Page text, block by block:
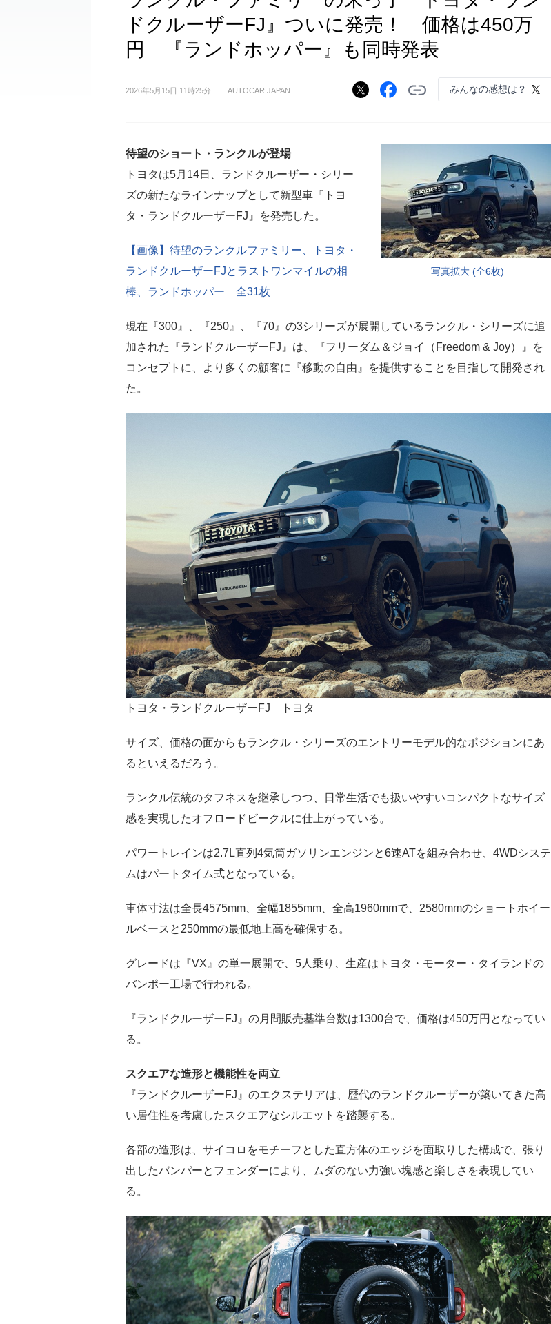
ドクルーザーFJ』ついに発売！ 価格は450万
円 『ランドホッパー』も同時発表
2026年5月15日 11時25分 AUTOCAR JAPAN みんなの感想は？
写真拡大 (全6枚)
待望のショート・ランクルが登場
トヨタは5月14日、ランドクルーザー・シリー
ズの新たなラインナップとして新型車『トヨ
タ・ランドクルーザーFJ』を発売した。
【画像】待望のランクルファミリー、トヨタ・
ランドクルーザーFJとラストワンマイルの相
棒、ランドホッパー 全31枚
現在『300』、『250』、『70』の3シリーズが展開しているランクル・シリーズに追
加された『ランドクルーザーFJ』は、『フリーダム＆ジョイ（Freedom & Joy）』を
コンセプトに、より多くの顧客に『移動の自由』を提供することを目指して開発され
た。
トヨタ・ランドクルーザーFJ トヨタ
サイズ、価格の面からもランクル・シリーズのエントリーモデル的なポジションにあ
るといえるだろう。
ランクル伝統のタフネスを継承しつつ、日常生活でも扱いやすいコンパクトなサイズ
感を実現したオフロードビークルに仕上がっている。
パワートレインは2.7L直列4気筒ガソリンエンジンと6速ATを組み合わせ、4WDシステ
ムはパートタイム式となっている。
車体寸法は全長4575mm、全幅1855mm、全高1960mmで、2580mmのショートホイー
ルベースと250mmの最低地上高を確保する。
グレードは『VX』の単一展開で、5人乗り、生産はトヨタ・モーター・タイランドの
バンポー工場で行われる。
『ランドクルーザーFJ』の月間販売基準台数は1300台で、価格は450万円となってい
る。
スクエアな造形と機能性を両立
『ランドクルーザーFJ』のエクステリアは、歴代のランドクルーザーが築いてきた高
い居住性を考慮したスクエアなシルエットを踏襲する。
各部の造形は、サイコロをモチーフとした直方体のエッジを面取りした構成で、張り
出したバンパーとフェンダーにより、ムダのない力強い塊感と楽しさを表現してい
る。